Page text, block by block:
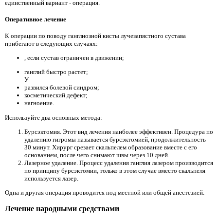
единственный вариант - операция.
Оперативное лечение
К операции по поводу ганглиозной кисты лучезапястного сустава
прибегают в следующих случаях:
, если сустав ограничен в движении;
ганглий быстро растет;
У
развился болевой синдром;
косметический дефект;
нагноение.
Используйте два основных метода:
Бурсэктомия. Этот вид лечения наиболее эффективен. Процедура по
удалению гигромы называется бурсэктомией, продолжительность
30 минут. Хирург срезает скальпелем образование вместе с его
основанием, после чего снимают швы через 10 дней.
Лазерное удаление. Процесс удаления ганглия лазером производится
по принципу бурсэктомии, только в этом случае вместо скальпеля
используется лазер.
Одна и другая операция проводится под местной или общей анестезией.
Лечение народными средствами